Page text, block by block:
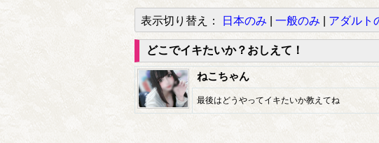
表示切り替え： 日本のみ 一般のみ アダルト
どこでイキたいか？おしえて！
ねこちゃん
最後はどうやってイキたいか教えてね